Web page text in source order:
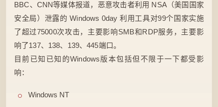
BBC、CNN等媒体报道，恶意攻击者利用 NSA（美国国家
安全局）泄露的 Windows 0day 利用工具对99个国家实施
了超过75000次攻击，主要影响SMB和RDP服务，主要影
响了137、138、139、445端口。
目前已知已知的Windows版本包括但不限于一下都受影
响：
Windows NT